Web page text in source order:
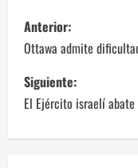
N
a
v
e
Anterior:
Ottawa admite
Siguiente:
El Ejército israelí